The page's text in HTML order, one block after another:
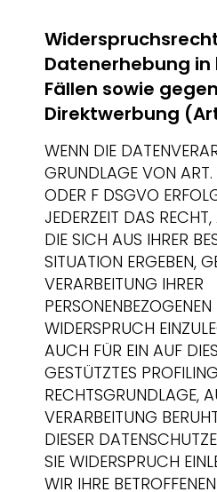
Datenerhebung in
Fällen sowie gegen
Direktwerbung
WENN DIE
GRUNDLAGE VON ART.
ODER F DSGVO
JEDERZEIT DAS
DIE SICH AUS IHRER
SITUATION ERGEBEN,
VERARBEITUNG IHRER
WIDERSPRUCH
AUCH FÜR EIN AUF
GESTÜTZTES
RECHTSGRUNDLAGE,
VERARBEITUNG
DIESER
SIE WIDERSPRUCH
WIR IHRE BETROFFENEN